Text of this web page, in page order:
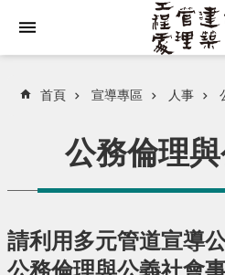
首頁 宣導專區 人事
公務倫理
請利用多元管道宣導
公務倫理與公義社會